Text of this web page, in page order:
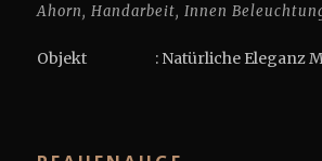
Ahorn, Handarbeit, Innen
Objekt : Natürliche